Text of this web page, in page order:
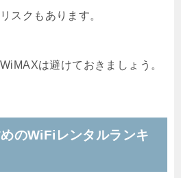
スクもあります。
は避けておきましょう。
のWiFiレンタルランキ